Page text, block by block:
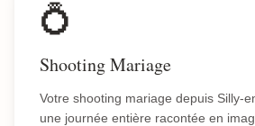
💍
Shooting Mariage
Votre shooting mariage depuis Silly-
une journée entière racontée en